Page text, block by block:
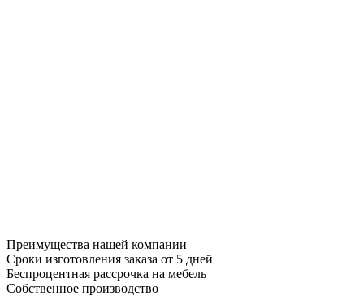
Преимущества нашей компании
Сроки изготовления заказа от 5 дней
Беспроцентная рассрочка на мебель
Собственное производство